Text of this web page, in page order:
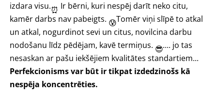
izdara visu.⏰ Ir bērni, kuri nespēj darīt neko citu,
kamēr darbs nav pabeigts. 😰Tomēr viņi slīpē to atkal
un atkal, nogurdinot sevi un citus, novilcina darbu
nodošanu līdz pēdējam, kavē termiņus. 😎.... jo tas
nesaskan ar pašu iekšējiem kvalitātes standartiem...
Perfekcionisms var būt ir tikpat izdedzinošs kā
nespēja koncentrēties.